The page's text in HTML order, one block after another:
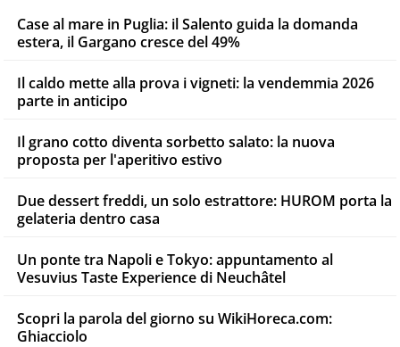
Case al mare in Puglia: il Salento guida la domanda
estera, il Gargano cresce del 49%
Il caldo mette alla prova i vigneti: la vendemmia 2026
parte in anticipo
Il grano cotto diventa sorbetto salato: la nuova
proposta per l'aperitivo estivo
Due dessert freddi, un solo estrattore: HUROM porta la
gelateria dentro casa
Un ponte tra Napoli e Tokyo: appuntamento al
Vesuvius Taste Experience di Neuchâtel
Scopri la parola del giorno su WikiHoreca.com:
Ghiacciolo